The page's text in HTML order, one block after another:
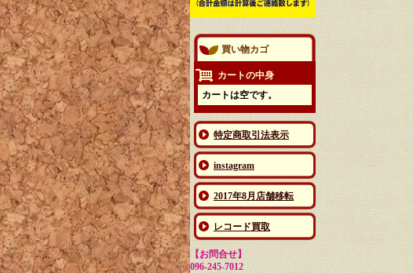
買い物カゴ
カートの中身
カートは空です。
特定商取引法表示
instagram
2017年8月店舗移転
レコード買取
【お問合せ】
096-245-7012